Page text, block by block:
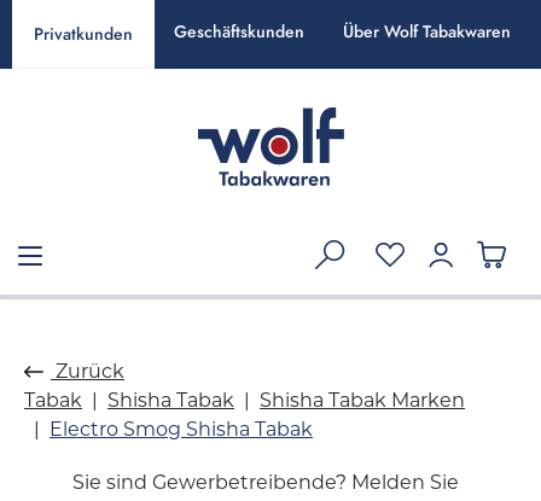
springen
Privatkunden Geschäftskunden Über Wolf Tabakwaren
Zurück
Tabak
Shisha Tabak
Shisha Tabak Marken
Electro Smog Shisha Tabak
Sie sind Gewerbetreibende? Melden Sie